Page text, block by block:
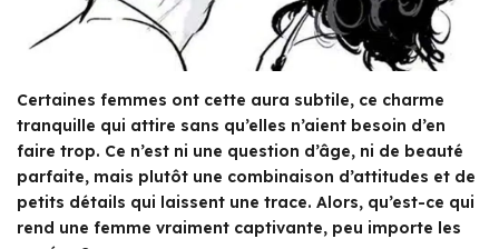
Certaines femmes ont cette aura subtile, ce charme
tranquille qui attire sans qu’elles n’aient besoin d’en
faire trop. Ce n’est ni une question d’âge, ni de beauté
parfaite, mais plutôt une combinaison d’attitudes et de
petits détails qui laissent une trace. Alors, qu’est-ce qui
rend une femme vraiment captivante, peu importe les